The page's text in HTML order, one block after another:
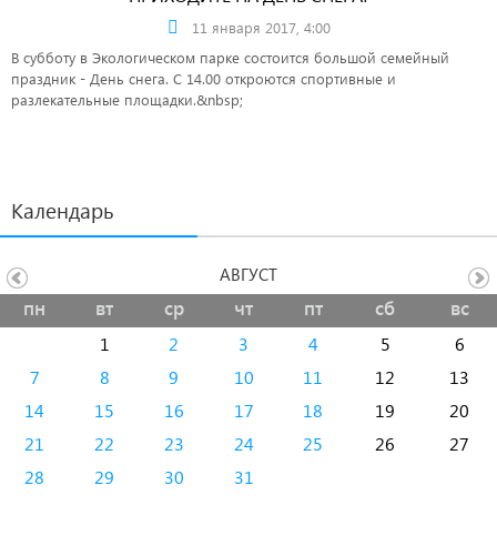
11 января 2017, 4:00
В субботу в Экологическом парке состоится большой семейный
праздник - День снега. С 14.00 откроются спортивные и
разлекательные площадки.&nbsp;
Календарь
пн вт ср чт пт сб вс
1 2 3 4 5
6
7
8 9 10 11 12
13
14
15 16 17 18 19
20
21
22 23 24 25 26
27
28
29 30 31
АВГУСТ